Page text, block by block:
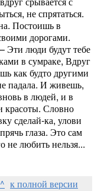
не спрятаться.
Постоишь в
дорогами.
Эти люди будут тебе
в сумраке, Вдруг
как будто другими
падала. И живешь,
в людей, и в
красоты. Словно
сделай-ка, улови
глаза. Это сам
не любить нельзя...
к полной версии